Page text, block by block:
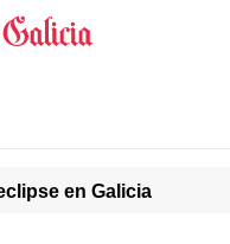
en Galicia